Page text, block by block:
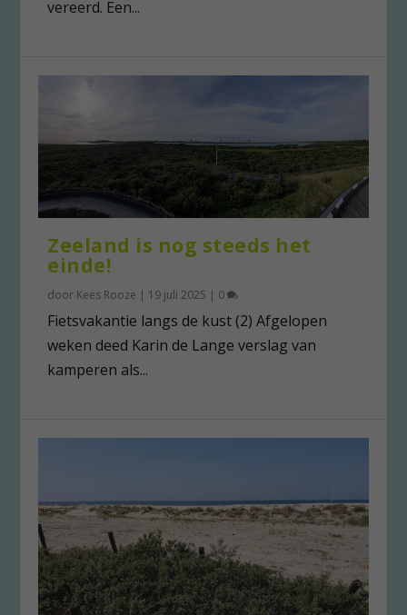
vereerd. Een...
Zeeland is nog steeds het
einde!
door Kees Rooze | 19 juli 2025 | 0
Fietsvakantie langs de kust (2) Afgelopen
weken deed Karin de Lange verslag van
kamperen als...